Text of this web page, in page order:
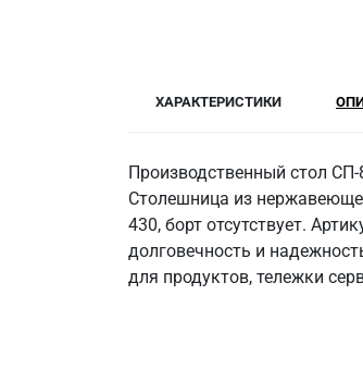
ХАРАКТЕРИСТИКИ
Производственный стол
Столешница из
430, борт отсутствует.
долговечность и
для продуктов, тележки